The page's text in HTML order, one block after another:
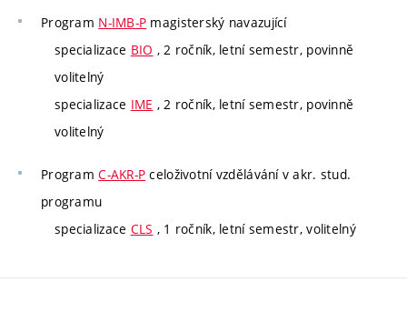
Program N-IMB-P magisterský navazující
specializace BIO , 2 ročník, letní semestr, povinně
volitelný
specializace IME , 2 ročník, letní semestr, povinně
volitelný
ProgramC-AKR-P celoživotní vzdělávání v akr. stud.
programu
specializace CLS , 1 ročník, letní semestr, volitelný